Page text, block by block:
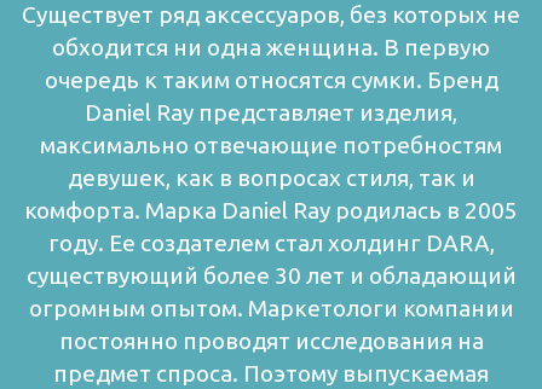
Существует ряд аксессуаров, без которых не
обходится ни одна женщина. В первую
очередь к таким относятся сумки. Бренд
Daniel Ray представляет изделия,
максимально отвечающие потребностям
девушек, как в вопросах стиля, так и
комфорта. Марка Daniel Ray родилась в 2005
году. Ее создателем стал холдинг DARA,
существующий более 30 лет и обладающий
огромным опытом. Маркетологи компании
постоянно проводят исследования на
предмет спроса. Поэтому выпускаемая